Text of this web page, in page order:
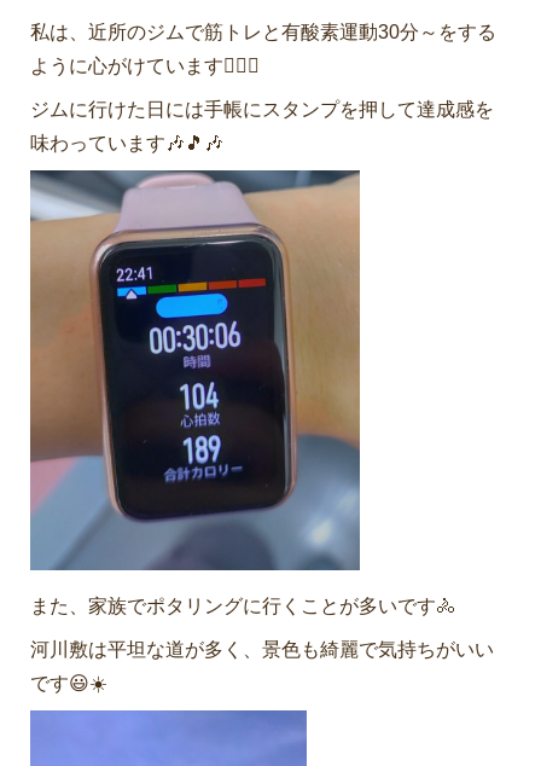
私は、近所のジムで筋トレと有酸素運動30分～をする
ように心がけています🏋️‍♀️🚶
ジムに行けた日には手帳にスタンプを押して達成感を
味わっています🎶🎵🎶
また、家族でポタリングに行くことが多いです🚴
河川敷は平坦な道が多く、景色も綺麗で気持ちがいい
です😃☀️